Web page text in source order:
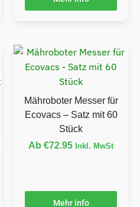
Mähroboter Messer für
Ecovacs – Satz mit 60
Stück
Ab €72.95 Inkl. MwSt
Mehr info